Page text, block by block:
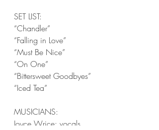
SET LIST:
“Chandler”
“Falling in Love”
“Must Be Nice”
“On One”
“Bittersweet Goodbyes”
“Iced Tea”
MUSICIANS:
Joyce Wrice: vocals